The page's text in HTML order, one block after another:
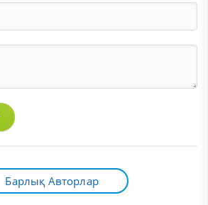
Барлық Авторлар